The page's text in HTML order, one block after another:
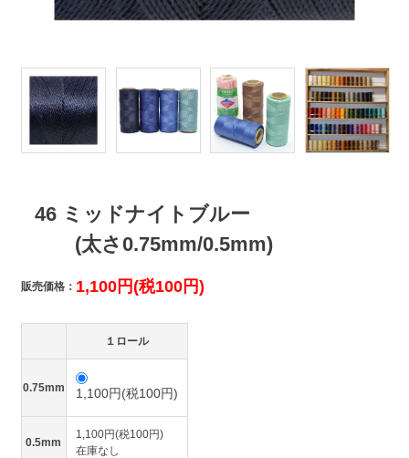
46 ミッドナイトブルー
(太さ0.75mm/0.5mm)
販売価格： 1,100円(税100円)
１ロール
0.75mm 1,100円(税100円)
0.5mm
1,100円(税100円)
在庫なし